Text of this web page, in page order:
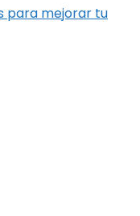
para mejorar tu